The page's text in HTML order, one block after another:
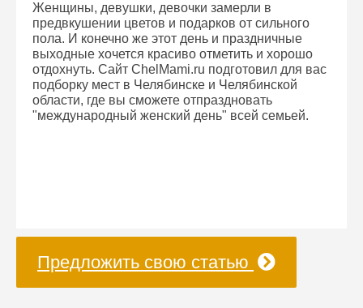
Женщины, девушки, девочки замерли в
предвкушении цветов и подарков от сильного
пола. И конечно же этот день и праздничные
выходные хочется красиво отметить и хорошо
отдохнуть. Сайт ChelMami.ru подготовил для вас
подборку мест в Челябинске и Челябинской
области, где вы сможете отпраздновать
"международный женский день" всей семьей.
Предложить свою статью